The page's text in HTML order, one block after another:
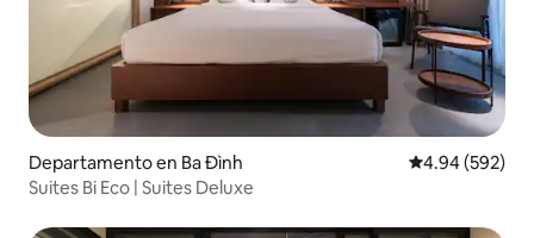
Departamento en Ba Đình Calificación
4.94 (592)
Suites Bi Eco | Suites Deluxe